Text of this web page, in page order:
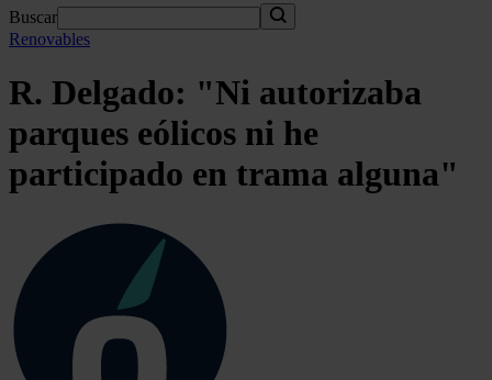
Buscar
Renovables
R. Delgado: "Ni autorizaba
parques eólicos ni he
participado en trama alguna"